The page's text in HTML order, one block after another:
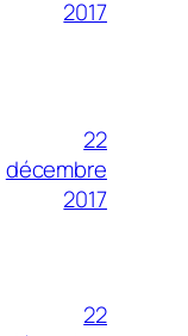
2017
22
décembre
2017
22